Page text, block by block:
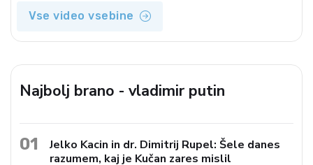
Vse video vsebine
Najbolj brano - vladimir putin
01
Jelko Kacin in dr. Dimitrij Rupel: Šele danes
razumem, kaj je Kučan zares mislil